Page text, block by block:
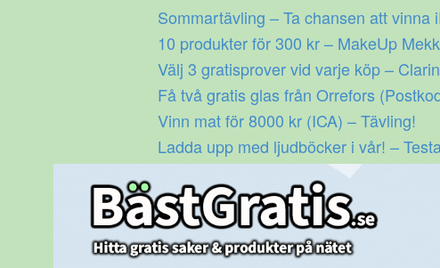
Sommartävling – Ta chansen att vinna
10 produkter för 300 kr – MakeUp
Välj 3 gratisprover vid varje köp –
Få två gratis glas från Orrefors
Vinn mat för 8000 kr (ICA) – Tävling!
Ladda upp med ljudböcker i vår! –